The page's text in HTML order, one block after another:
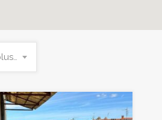
Du plus récent au plus ancien